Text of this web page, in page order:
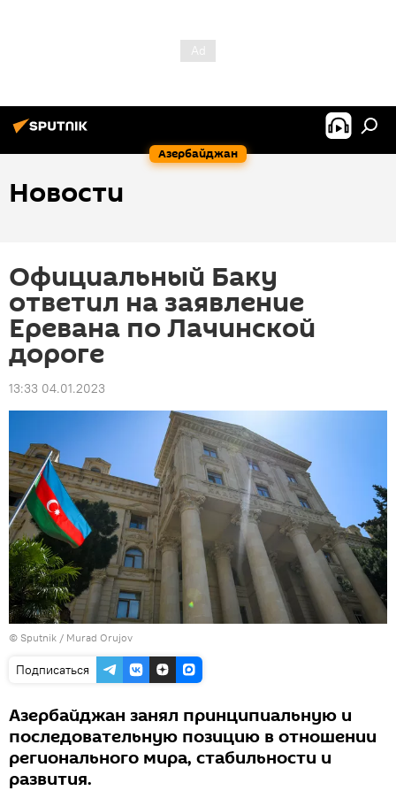
Азербайджан
Новости
Официальный Баку
ответил на заявление
Еревана по Лачинской
дороге
13:33 04.01.2023
© Sputnik / Murad Orujov
Подписаться
Азербайджан занял принципиальную и
последовательную позицию в отношении
регионального мира, стабильности и
развития.